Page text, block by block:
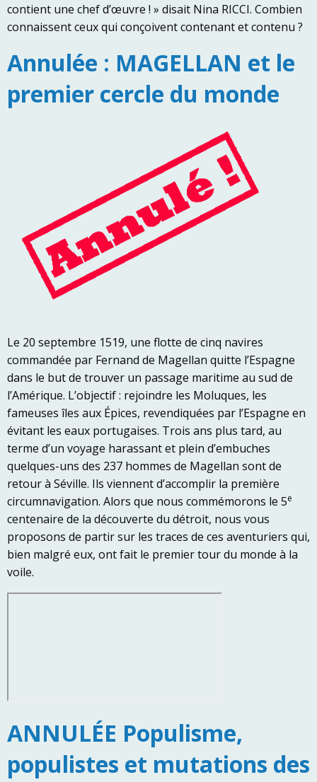
contient une chef d’œuvre ! » disait Nina RICCI. Combien
connaissent ceux qui conçoivent contenant et contenu ?
Annulée : MAGELLAN et le
premier cercle du monde
Le 20 septembre 1519, une flotte de cinq navires
commandée par Fernand de Magellan quitte l’Espagne
dans le but de trouver un passage maritime au sud de
l’Amérique. L’objectif : rejoindre les Moluques, les
fameuses îles aux Épices, revendiquées par l’Espagne en
évitant les eaux portugaises. Trois ans plus tard, au
terme d’un voyage harassant et plein d’embuches
quelques-uns des 237 hommes de Magellan sont de
retour à Séville. Ils viennent d’accomplir la première
circumnavigation. Alors que nous commémorons le 5e
centenaire de la découverte du détroit, nous vous
proposons de partir sur les traces de ces aventuriers qui,
bien malgré eux, ont fait le premier tour du monde à la
voile.
ANNULÉE Populisme,
populistes et mutations des